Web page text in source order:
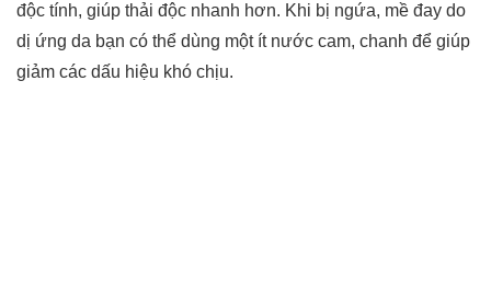
độc tính, giúp thải độc nhanh hơn. Khi bị ngứa, mề đay do
dị ứng da bạn có thể dùng một ít nước cam, chanh để giúp
giảm các dấu hiệu khó chịu.